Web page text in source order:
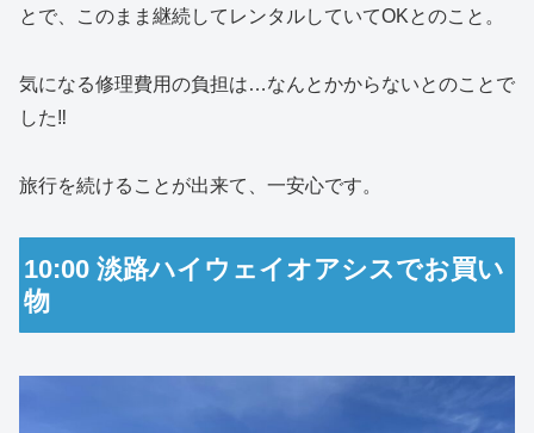
とで、このまま継続してレンタルしていてOKとのこと。
気になる修理費用の負担は…なんとかからないとのことで
した‼️
旅行を続けることが出来て、一安心です。
10:00 淡路ハイウェイオアシスでお買い
物